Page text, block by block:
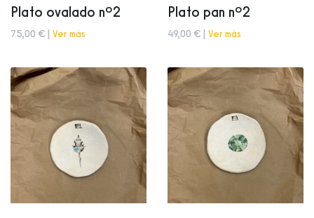
Plato ovalado nº2
75,00 € | Ver más
Plato pan nº2
49,00 € | Ver más